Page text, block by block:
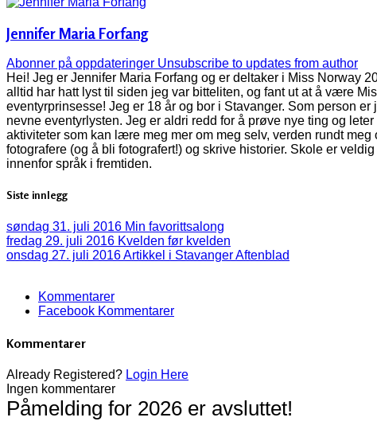
Jennifer Maria Forfang
Abonner på oppdateringer Unsubscribe to updates from author
Hei! Jeg er Jennifer Maria Forfang og er deltaker i Miss Norway
alltid har hatt lyst til siden jeg var bitteliten, og fant ut at å være
eventyrprinsesse! Jeg er 18 år og bor i Stavanger. Som person
nevne eventyrlysten. Jeg er aldri redd for å prøve nye ting og
aktiviteter som kan lære meg mer om meg selv, verden rundt
fotografere (og å bli fotografert!) og skrive historier. Skole er
innenfor språk i fremtiden.
Siste innlegg
søndag 31. juli 2016 Min favorittsalong
fredag 29. juli 2016 Kvelden før kvelden
onsdag 27. juli 2016Artikkel i Stavanger Aftenblad
Kommentarer
Facebook Kommentarer
Kommentarer
Already Registered? Login Here
Ingen kommentarer
Påmelding for 2026 er avsluttet!